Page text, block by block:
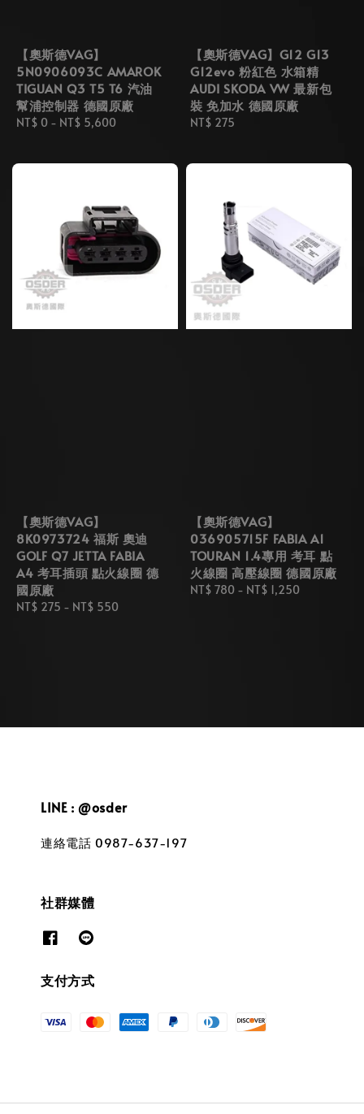
【奧斯德VAG】
5N0906093C AMAROK
TIGUAN Q3 T5 T6 汽油
幫浦控制器 德國原廠
Regular
NT$ 0 - NT$ 5,600
【奧斯德VAG】G12 G13
G12evo 粉紅色 水箱精
AUDI SKODA VW 最新包
裝 免加水 德國原廠
Regular
NT$ 275
【奧斯德VAG】
8K0973724 福斯 奧迪
GOLF Q7 JETTA FABIA
A4 考耳插頭 點火線圈 德
國原廠
Regular
NT$ 275 - NT$ 550
【奧斯德VAG】
036905715F FABIA A1
TOURAN 1.4專用 考耳 點
火線圈 高壓線圈 德國原廠
Regular
NT$ 780 - NT$ 1,250
LINE : @osder
連絡電話 0987-637-197
社群媒體
支付方式